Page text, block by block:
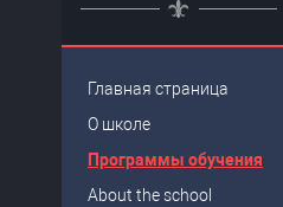
Главная страница
О школе
Программы обучения
About the school